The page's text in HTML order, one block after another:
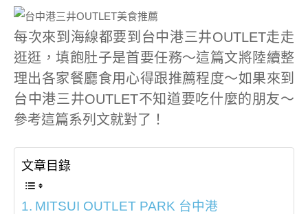
每次來到海線都要到台中港三井OUTLET走走
逛逛，填飽肚子是首要任務～這篇文將陸續整
理出各家餐廳食用心得跟推薦程度～如果來到
台中港三井OUTLET不知道要吃什麼的朋友～
參考這篇系列文就對了！
文章目錄
MITSUI OUTLET PARK 台中港